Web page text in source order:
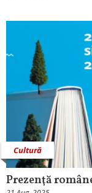
Cultură
Prezenţă